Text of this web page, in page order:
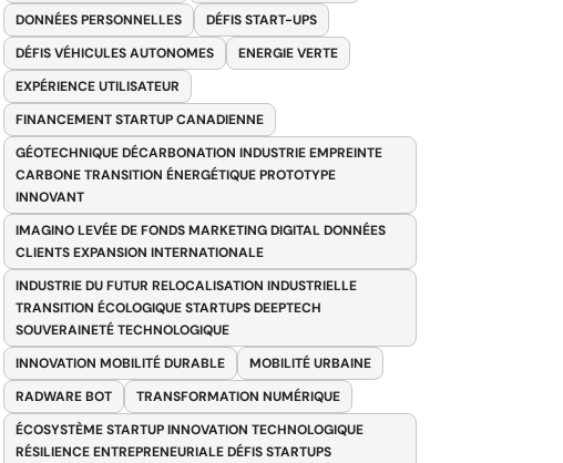
DONNÉES PERSONNELLES
DÉFIS START-UPS
DÉFIS VÉHICULES AUTONOMES
ENERGIE VERTE
EXPÉRIENCE UTILISATEUR
FINANCEMENT STARTUP CANADIENNE
GÉOTECHNIQUE DÉCARBONATION INDUSTRIE EMPREINTE
CARBONE TRANSITION ÉNERGÉTIQUE PROTOTYPE
INNOVANT
IMAGINO LEVÉE DE FONDS MARKETING DIGITAL DONNÉES
CLIENTS EXPANSION INTERNATIONALE
INDUSTRIE DU FUTUR RELOCALISATION INDUSTRIELLE
TRANSITION ÉCOLOGIQUE STARTUPS DEEPTECH
SOUVERAINETÉ TECHNOLOGIQUE
INNOVATION MOBILITÉ DURABLE
MOBILITÉ URBAINE
RADWARE BOT
TRANSFORMATION NUMÉRIQUE
ÉCOSYSTÈME STARTUP INNOVATION TECHNOLOGIQUE
RÉSILIENCE ENTREPRENEURIALE DÉFIS STARTUPS